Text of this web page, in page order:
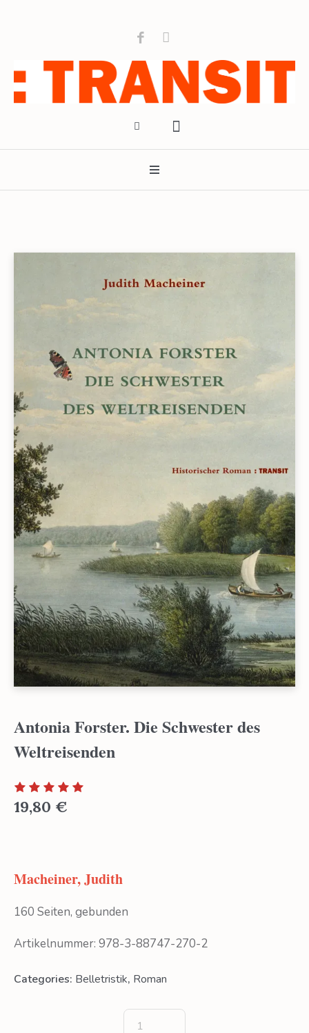
Antonia Forster. Die Schwester des
Weltreisenden
19,80 €
Macheiner, Judith
160 Seiten, gebunden
Artikelnummer: 978-3-88747-270-2
Categories: Belletristik, Roman